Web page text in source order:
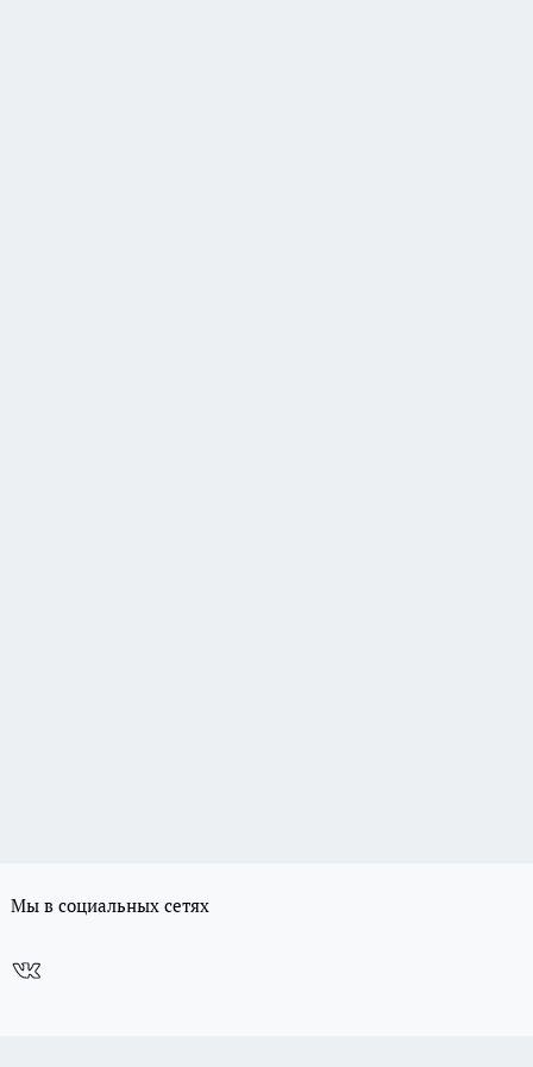
Мы в социальных сетях